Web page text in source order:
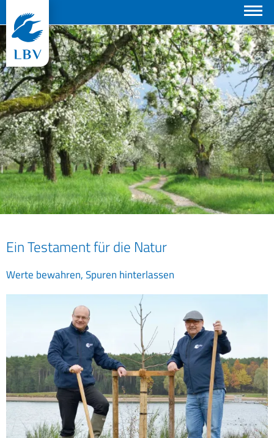
Ein Testament für die Natur
Werte bewahren, Spuren hinterlassen